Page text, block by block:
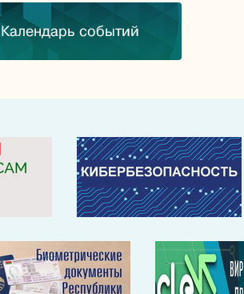
Календарь событий